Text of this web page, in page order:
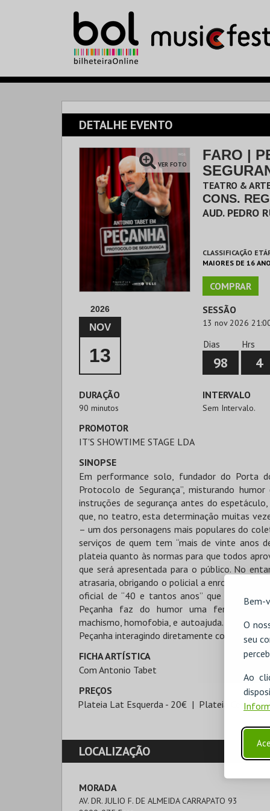
Bem-
O
seu
Ao
DETALHE EVENTO
VER FOTO
FARO |
TEATRO &
CONS.
AUD. PEDRO
CLASSIFICAÇÃO
MAIORES DE 16
COMPRAR
2026
NOV
13
SESSÃO
13 nov 2026
Dias
98
Hrs
4
DURAÇÃO
90 minutos
INTERVALO
Sem Intervalo.
PROMOTOR
IT'S SHOWTIME STAGE LDA
SINOPSE
Em performance solo, fundador do Porta
Protocolo de Segurança”, misturando
instruções de segurança antes do
que, no teatro, esta determinação muitas
– um dos personagens mais populares do
serviços de quem tem “mais de vinte anos
plateia quanto às normas para que todos
que será apresentada para o público. No
atrasaria, obrigando o policial a enrolar a
oficial de “40 e tantos anos” que tenta se
Peçanha faz do humor uma ferramenta
machismo, homofobia, e autoajuda. O público
Peçanha interagindo diretamente com a
FICHA ARTÍSTICA
Com Antonio Tabet
PREÇOS
Plateia Lat Esquerda - 20€
Plateia Central -
LOCALIZAÇÃO
MORADA
AV. DR. JULIO F. DE ALMEIDA CARRAPATO 93